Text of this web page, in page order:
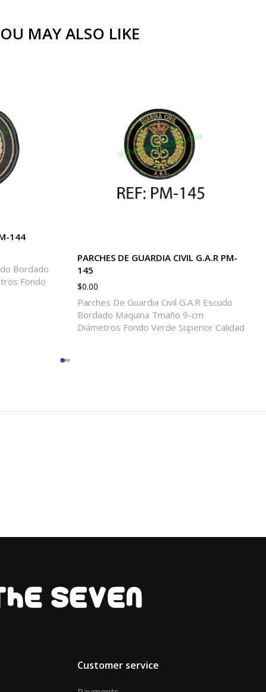
MAY ALSO LIKE
144
Bordado
Fondo
PARCHES DE GUARDIA CIVIL G.A.R PM-
145
$0.00
Parches De Guardia Civil G.A.R Escudo
Bordado Maquina Tmaño 9-cm
Diámetros Fondo Verde Superior Calidad
Customer service